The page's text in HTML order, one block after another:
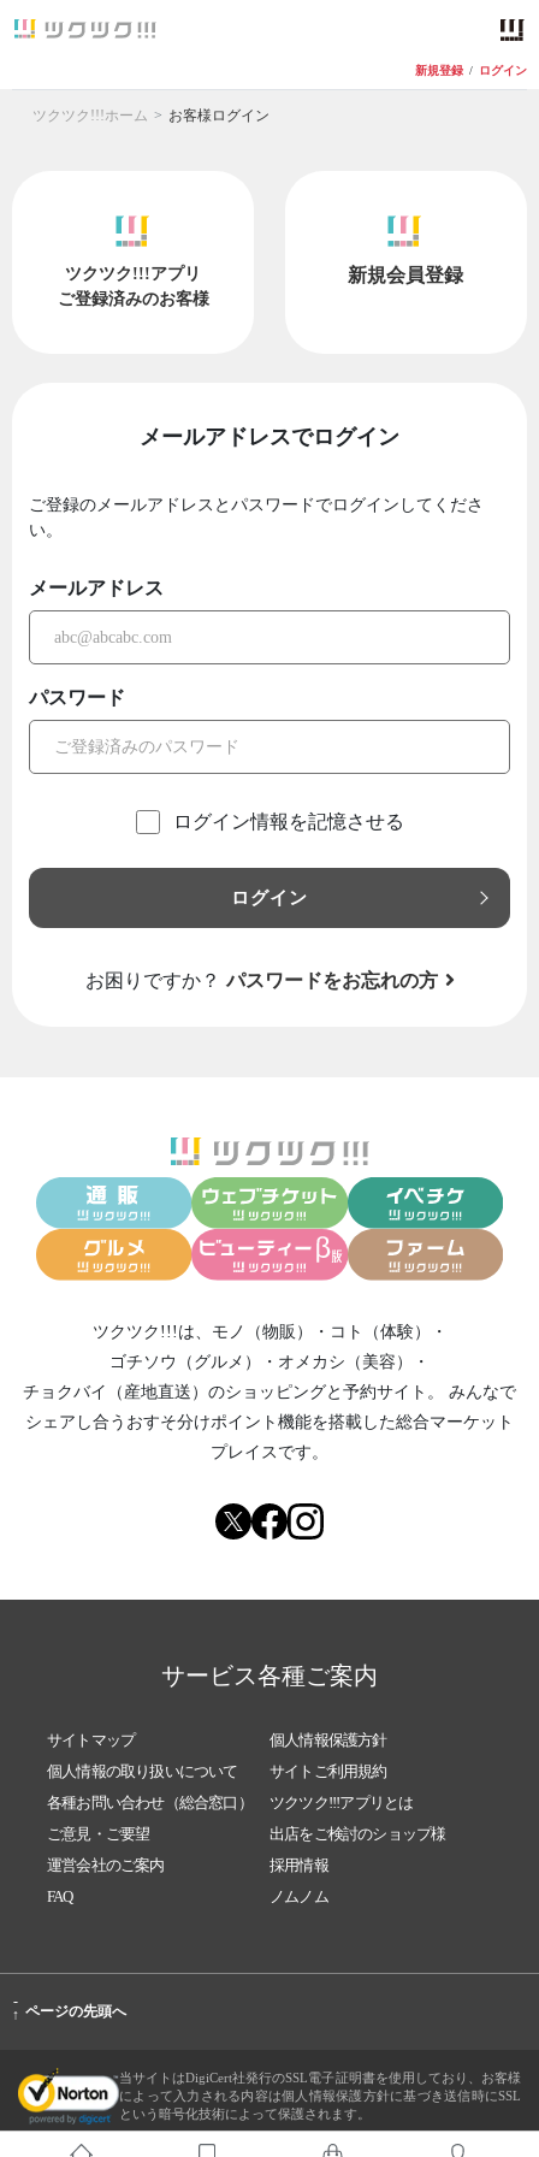
新規登録 / ログイン
ツクツク!!!ホーム お客様ログイン
ツクツク!!!アプリ
ご登録済みのお客様
新規会員登録
メールアドレスでログイン
ご登録のメールアドレスとパスワードでログインしてくださ
い。
メールアドレス
パスワード
ログイン情報を記憶させる
ログイン
お困りですか？ パスワードをお忘れの方
ツクツク!!!は、 モノ（物販） ・ コト（体験）
・
ゴチソウ（グルメ）
・ オメカシ（美容）
・
チョクバイ（産地直送） のショッピングと予約サイト。
みんなで
シェアし合う おすそ分けポイント機能を搭載した総合マーケット
プレイスです。
サービス各種ご案内
サイトマップ
個人情報保護方針
個人情報の取り扱いについて
サイトご利用規約
各種お問い合わせ（総合窓口）
ツクツク!!!アプリとは
ご意見・ご要望
出店をご検討のショップ様
運営会社のご案内
採用情報
FAQ
ノムノム
-
↑ ページの先頭へ
当サイトはDigiCert社発行のSSL電子証明書を使用しており、お客様
によって入力される内容は個人情報保護方針に基づき送信時にSSL
という暗号化技術によって保護されます。